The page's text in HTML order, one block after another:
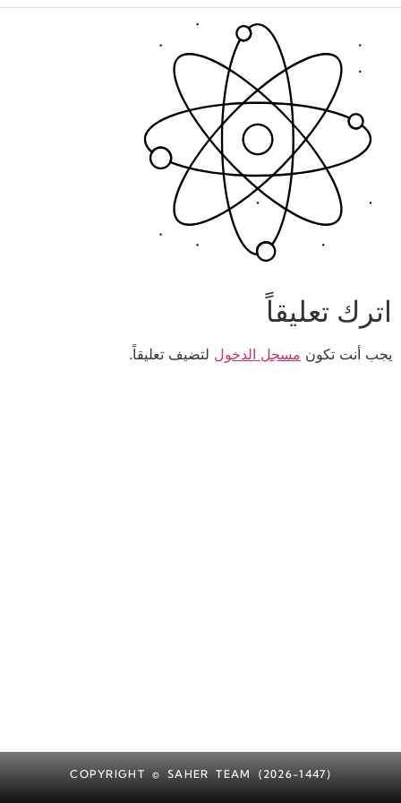
اترك تعليقاً
يجب أنت تكون مسجل الدخول لتضيف تعليقاً.
COPYRIGHT © SAHER TEAM (2026-1447)